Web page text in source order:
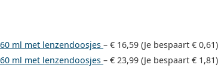
ml met lenzendoosjes–€ 16,59 (Je bespaart€ 0,61)
ml met lenzendoosjes–€ 23,99 (Je bespaart€ 1,81)